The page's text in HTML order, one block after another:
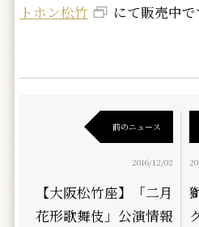
トホン松竹
にて販売中で
前のニュース
2016/12/02
【大阪松竹座】「二月
花形歌舞伎」公演情報